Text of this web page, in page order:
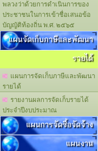
พลวงว่าด้วยการดำเนินการของ
ประชาชนในการเข้าชื่อเสนอข้อ
บัญญัติท้องถิ่น พ.ศ. ๒๕๖๕
แผนจัดเก็บภาษีและพัฒนา
รายได้
แผนการจัดเก็บภาษีและพัฒนา
รายได้
รายงานผลการจัดเก็บรายได้
ประจำปีงบประมาณ
แผนการจัดซื้อจัดจ้าง
แผนงาน